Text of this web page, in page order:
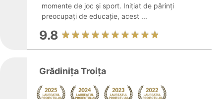
momente de joc și sport. Inițiat de părinți
preocupați de educație, acest ...
9.8
Grădiniţa Troiţa